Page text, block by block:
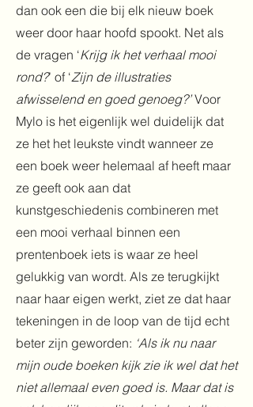
dan ook een die bij elk nieuw boek
weer door haar hoofd spookt. Net als
de vragen ‘Krijg ik het verhaal mooi
rond?’ of ‘Zijn de illustraties
afwisselend en goed genoeg?’Voor
Mylo is het eigenlijk wel duidelijk dat
ze het het leukste vindt wanneer ze
een boek weer helemaal af heeft maar
ze geeft ook aan dat
kunstgeschiedenis combineren met
een mooi verhaal binnen een
prentenboek iets is waar ze heel
gelukkig van wordt. Als ze terugkijkt
naar haar eigen werkt, ziet ze dat haar
tekeningen in de loop van de tijd echt
beter zijn geworden: ‘Als ik nu naar
mijn oude boeken kijk zie ik wel dat het
niet allemaal even goed is. Maar dat is